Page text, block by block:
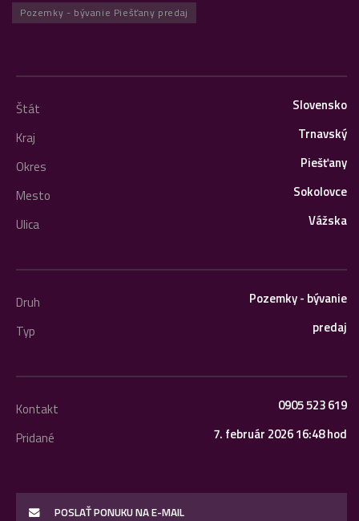
Pozemky - bývanie Piešťany predaj
Štát
Slovensko
Kraj
Trnavský
Okres
Piešťany
Mesto
Sokolovce
Ulica
Vážska
Druh
Pozemky - bývanie
Typ
predaj
Kontakt
0905 523 619
Pridané
7. február 2026 16:48 hod
POSLAŤ PONUKU NA E-MAIL